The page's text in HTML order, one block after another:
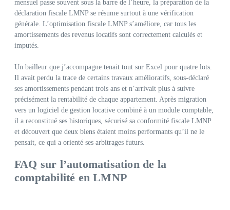
mensuel passe souvent sous la barre de l’heure, la préparation de la
déclaration fiscale LMNP se résume surtout à une vérification
générale. L’optimisation fiscale LMNP s’améliore, car tous les
amortissements des revenus locatifs sont correctement calculés et
imputés.
Un bailleur que j’accompagne tenait tout sur Excel pour quatre lots.
Il avait perdu la trace de certains travaux amélioratifs, sous‑déclaré
ses amortissements pendant trois ans et n’arrivait plus à suivre
précisément la rentabilité de chaque appartement. Après migration
vers un logiciel de gestion locative combiné à un module comptable,
il a reconstitué ses historiques, sécurisé sa conformité fiscale LMNP
et découvert que deux biens étaient moins performants qu’il ne le
pensait, ce qui a orienté ses arbitrages futurs.
FAQ sur l’automatisation de la
comptabilité en LMNP